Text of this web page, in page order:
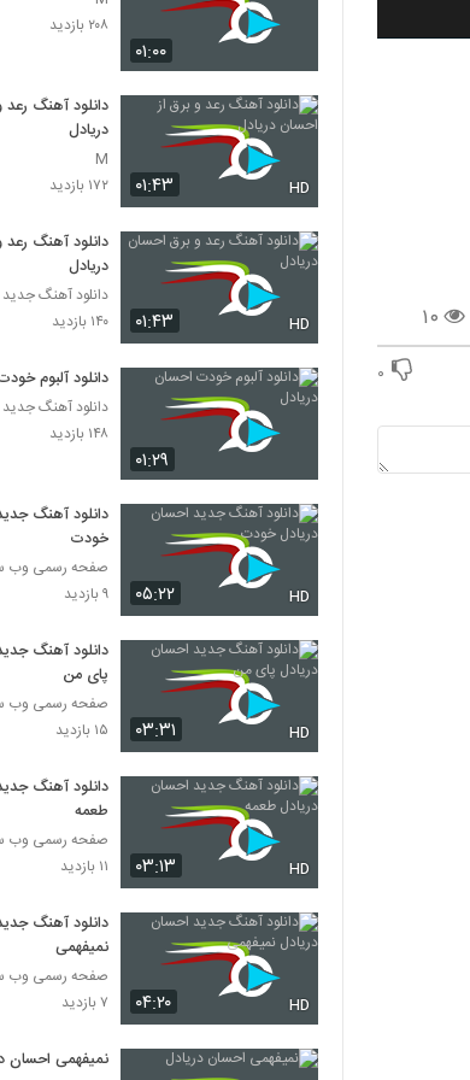
۱۰
۰
۰۱:۰۰
۲۰۸ بازدید
۰۱:۴۳ HD
دانلود آهنگ
دریادل
M
۱۷۲ بازدید
۰۱:۴۳ HD
دانلود آهنگ
دریادل
دانلود آهنگ
۱۴۰ بازدید
۰۱:۲۹
دانلود آلبوم
دانلود آهنگ
۱۴۸ بازدید
۰۵:۲۲ HD
دانلود آهنگ
خودت
صفحه رسمی وب
۹ بازدید
۰۳:۳۱ HD
دانلود آهنگ
پای من
صفحه رسمی وب
۱۵ بازدید
۰۳:۱۳ HD
دانلود آهنگ
طعمه
صفحه رسمی وب
۱۱ بازدید
۰۴:۲۰ HD
دانلود آهنگ
نمیفهمی
صفحه رسمی وب
۷ بازدید
نمیفهمی احسان